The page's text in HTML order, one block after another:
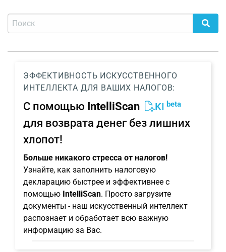
ЭФФЕКТИВНОСТЬ ИСКУССТВЕННОГО
ИНТЕЛЛЕКТА ДЛЯ ВАШИХ НАЛОГОВ:
С помощью IntelliScan KI beta
для возврата денег без лишних
хлопот!
Больше никакого стресса от налогов!
Узнайте, как заполнить налоговую
декларацию быстрее и эффективнее с
помощью IntelliScan. Просто загрузите
документы - наш искусственный интеллект
распознает и обработает всю важную
информацию за Вас.